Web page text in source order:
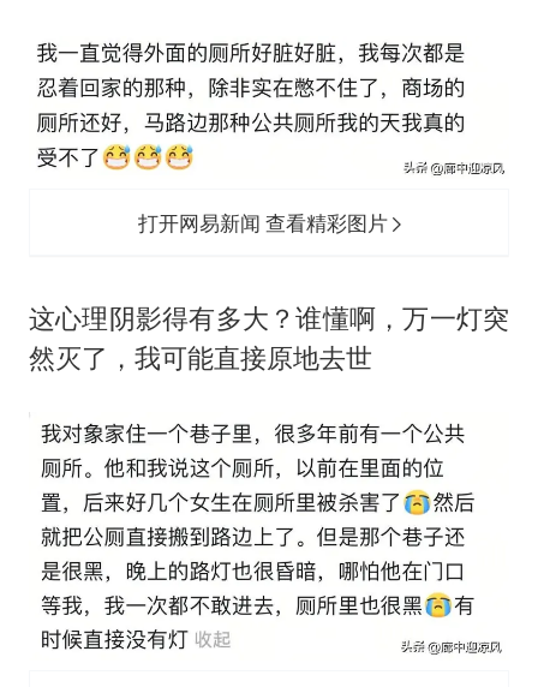
打开网易新闻 查看精彩图片
这心理阴影得有多大？谁懂啊，万一灯突
然灭了，我可能直接原地去世